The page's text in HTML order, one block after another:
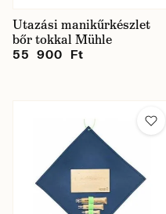
Utazási manikűrkészlet
bőr tokkal Mühle
55 900 Ft